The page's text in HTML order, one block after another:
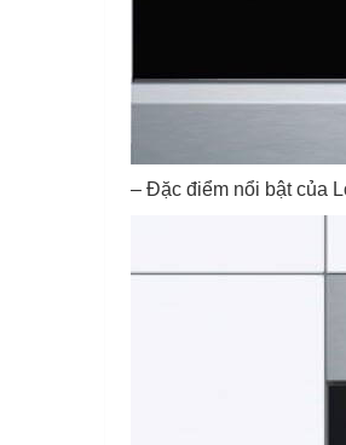
– Đặc điểm nổi bật của